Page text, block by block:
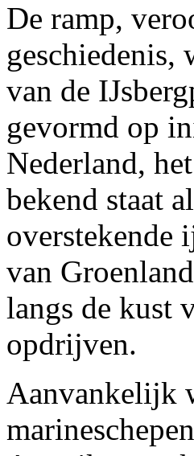
De ramp,
geschiedenis,
van de
gevormd op
Nederland,
bekend staat
overstekende
van
langs de kust
opdrijven.
Aanvankelijk